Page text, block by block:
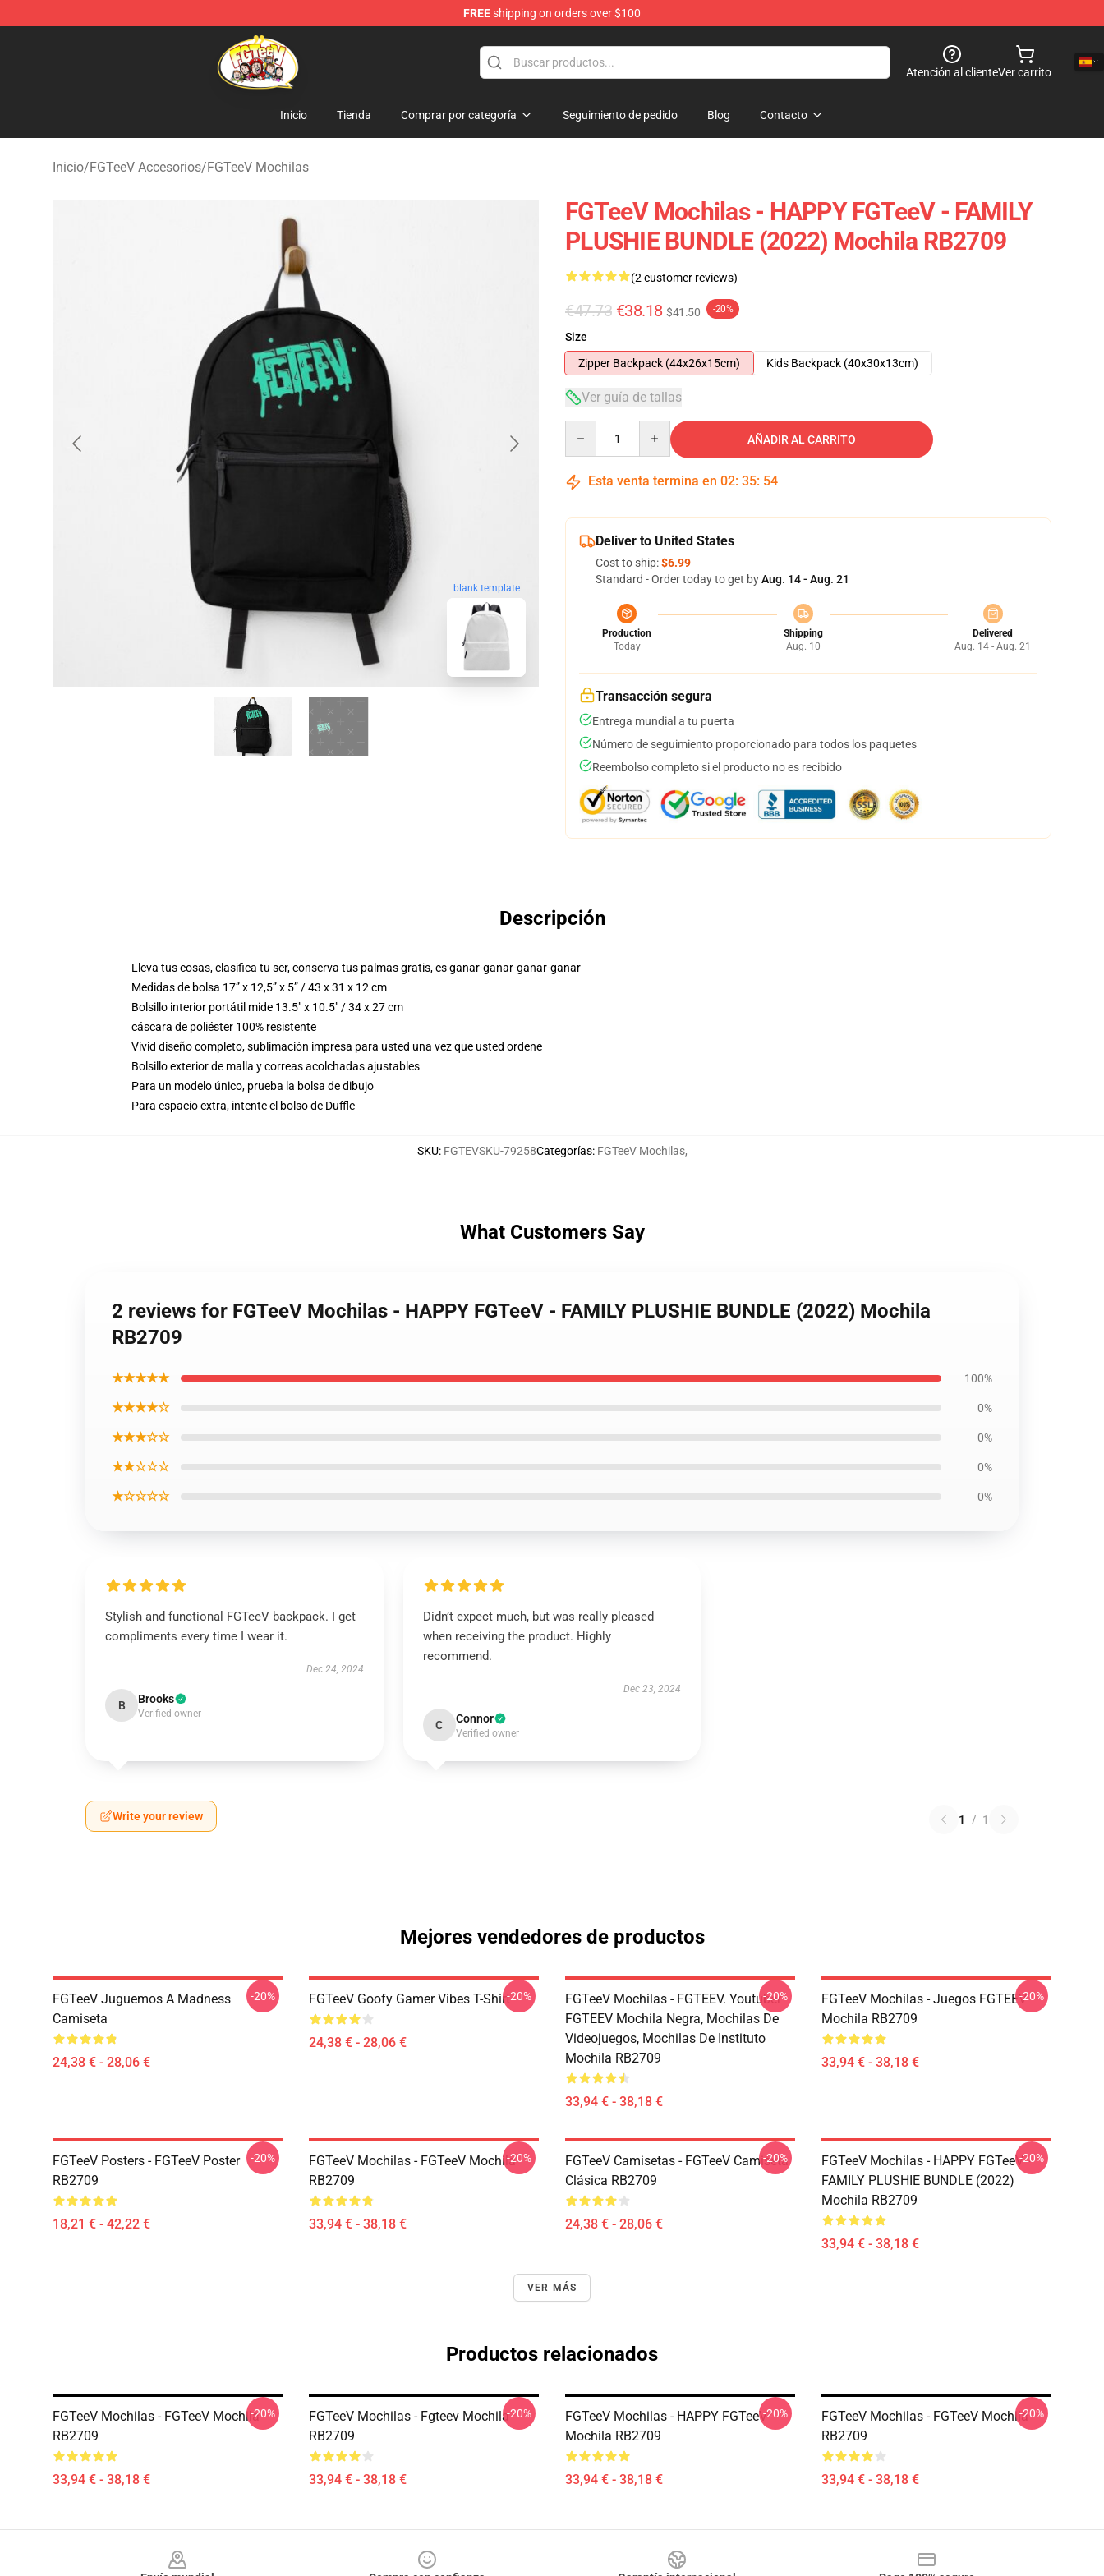
FREEshipping on orders over $100
FGTeeV Store - Official FGTeeV Merchandise Shop
Atención al clienteVer carrito
Inicio Tienda Comprar por categoría Seguimiento de pedido Blog Contacto
Inicio/FGTeeV Accesorios/FGTeeV Mochilas
blank template
FGTeeV Mochilas - HAPPY FGTeeV - FAMILY
PLUSHIE BUNDLE (2022) Mochila RB2709
(2 customer reviews)
€47.73 €38.18 $41.50 -20%
Size
Zipper Backpack (44x26x15cm)
Kids Backpack (40x30x13cm)
Ver guía de tallas
AÑADIR AL CARRITO
Esta venta termina en 02: 35: 53
Deliver to United States
Cost to ship:$6.99
Standard - Order today to get byAug. 14 - Aug. 21
Production
Today
Shipping
Aug. 10
Delivered
Aug. 14 - Aug. 21
Transacción segura
Entrega mundial a tu puerta
Número de seguimiento proporcionado para todos los paquetes
Reembolso completo si el producto no es recibido
Descripción
Lleva tus cosas, clasifica tu ser, conserva tus palmas gratis, es ganar-ganar-ganar-ganar
Medidas de bolsa 17” x 12,5” x 5” / 43 x 31 x 12 cm
Bolsillo interior portátil mide 13.5" x 10.5" / 34 x 27 cm
cáscara de poliéster 100% resistente
Vivid diseño completo, sublimación impresa para usted una vez que usted ordene
Bolsillo exterior de malla y correas acolchadas ajustables
Para un modelo único, prueba la bolsa de dibujo
Para espacio extra, intente el bolso de Duffle
SKU: FGTEVSKU-79258Categorías: FGTeeV Mochilas,
What Customers Say
2 reviews for FGTeeV Mochilas - HAPPY FGTeeV - FAMILY PLUSHIE BUNDLE (2022) Mochila
RB2709
★★★★★ 100%
★★★★☆ 0%
★★★☆☆ 0%
★★☆☆☆ 0%
★☆☆☆☆ 0%
Stylish and functional FGTeeV backpack. I get
compliments every time I wear it.
Dec 24, 2024
B Brooks
Verified owner
Didn’t expect much, but was really pleased
when receiving the product. Highly
recommend.
Dec 23, 2024
C Connor
Verified owner
Write your review 1 / 1
Mejores vendedores de productos
FGTeeV Juguemos A Madness
Camiseta
24,38 € - 28,06 €
-20% FGTeeV Goofy Gamer Vibes T-Shirt
24,38 € - 28,06 €
-20%
FGTeeV Mochilas - FGTEEV. Youtuber
FGTEEV Mochila Negra, Mochilas De
Videojuegos, Mochilas De Instituto
Mochila RB2709
33,94 € - 38,18 €
-20%
FGTeeV Mochilas - Juegos FGTEEV
Mochila RB2709
33,94 € - 38,18 €
-20%
FGTeeV Posters - FGTeeV Poster
RB2709
18,21 € - 42,22 €
-20%
FGTeeV Mochilas - FGTeeV Mochila
RB2709
33,94 € - 38,18 €
-20%
FGTeeV Camisetas - FGTeeV Camiseta
Clásica RB2709
24,38 € - 28,06 €
-20%
FGTeeV Mochilas - HAPPY FGTeeV -
FAMILY PLUSHIE BUNDLE (2022)
Mochila RB2709
33,94 € - 38,18 €
-20%
VER MÁS
Productos relacionados
FGTeeV Mochilas - FGTeeV Mochila
RB2709
33,94 € - 38,18 €
-20%
FGTeeV Mochilas - Fgteev Mochila
RB2709
33,94 € - 38,18 €
-20%
FGTeeV Mochilas - HAPPY FGTeeV
Mochila RB2709
33,94 € - 38,18 €
-20%
FGTeeV Mochilas - FGTeeV Mochila
RB2709
33,94 € - 38,18 €
-20%